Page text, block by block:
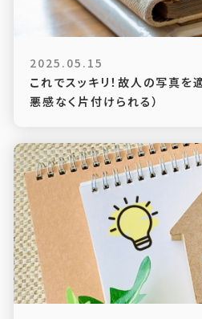
2025.05.15
これでスッキリ！故人の写真を
悪感なく片付けられる）